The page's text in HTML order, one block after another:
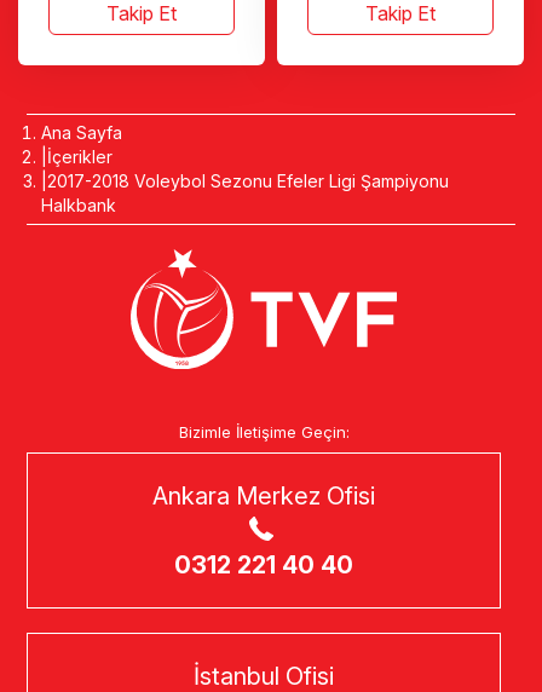
Takip Et Takip Et
Ana Sayfa
İçerikler
2017-2018 Voleybol Sezonu Efeler Ligi Şampiyonu
Halkbank
Bizimle İletişime Geçin:
Ankara Merkez Ofisi
0312 221 40 40
İstanbul Ofisi